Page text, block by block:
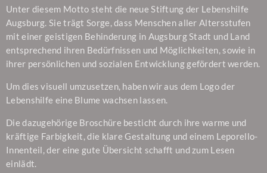
Unter diesem Motto steht die neue Stiftung der Lebenshilfe
Augsburg. Sie trägt Sorge, dass Menschen aller Altersstufen
mit einer geistigen Behinderung in Augsburg Stadt und Land
entsprechend ihren Bedürfnissen und Möglichkeiten, sowie in
ihrer persönlichen und sozialen Entwicklung gefördert werden.
Um dies visuell umzusetzen, haben wir aus dem Logo der
Lebenshilfe eine Blume wachsen lassen.
Die dazugehörige Broschüre besticht durch ihre warme und
kräftige Farbigkeit, die klare Gestaltung und einem Leporello-
Innenteil, der eine gute Übersicht schafft und zum Lesen
einlädt.